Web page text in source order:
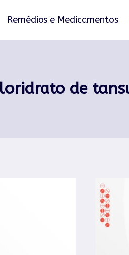
Remédios e Medicamentos
de